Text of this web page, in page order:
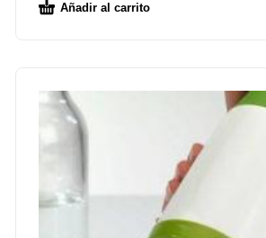
Añadir al carrito